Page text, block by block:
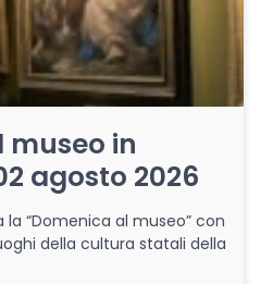
museo in
agosto 2026
“Domenica al museo” con
della cultura statali della